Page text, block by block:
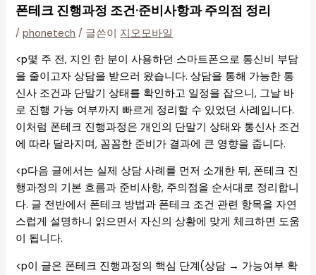
폰테크 진행과정 조건·준비사항과 주의점 정리
/phonetech / 글쓴이 지오모바일
<p몇 주 전, 지인 한 분이 사용하던 스마트폰으로 통신비 부담
을 줄이고자 상담을 받으러 왔습니다. 상담을 통해 가능한 통
신사 조건과 단말기 상태를 확인하고 일정을 잡으니, 그날 바
로 진행 가능 여부까지 빠르게 정리할 수 있었던 사례입니다.
이처럼 폰테크 진행과정은 개인의 단말기 상태와 통신사 조건
에 따라 달라지며, 꼼꼼한 준비가 결과에 큰 영향을 줍니다.
<p다음 글에서는 실제 상담 사례를 먼저 소개한 뒤, 폰테크 진
행과정의 기본 흐름과 준비사항, 주의점을 순서대로 정리합니
다. 글 전반에서 폰테크 방법과 폰테크 조건 관련 항목을 자연
스럽게 설명하니 읽으면서 자신의 상황에 맞게 체크하면 도움
이 됩니다.
<p이 글은 폰테크 진행과정의 핵심 단계(상담 → 가능여부 확